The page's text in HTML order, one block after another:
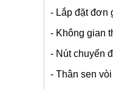
- Lắp đặt đơn
- Không gian
- Nút chuyển
- Thân sen